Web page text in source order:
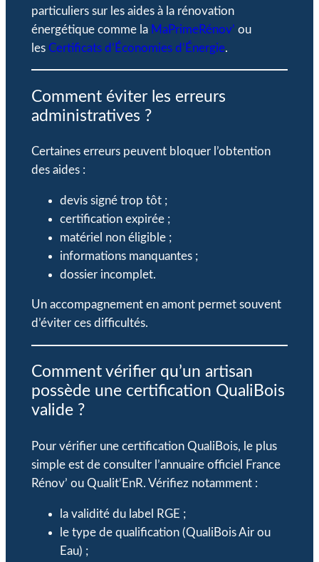
particuliers sur les aides à la rénovation
énergétique comme la MaPrimeRénov’ ou
les Certificats d’Économies d’Énergie.
Comment éviter les erreurs
administratives ?
Certaines erreurs peuvent bloquer l’obtention
des aides :
devis signé trop tôt ;
certification expirée ;
matériel non éligible ;
informations manquantes ;
dossier incomplet.
Un accompagnement en amont permet souvent
d’éviter ces difficultés.
Comment vérifier qu’un artisan
possède une certification QualiBois
valide ?
Pour vérifier une certification QualiBois, le plus
simple est de consulter l’annuaire officiel France
Rénov’ ou Qualit’EnR. Vérifiez notamment :
la validité du label RGE ;
le type de qualification (QualiBois Air ou
Eau) ;